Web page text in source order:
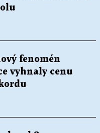
fenomén
vyhnaly cenu